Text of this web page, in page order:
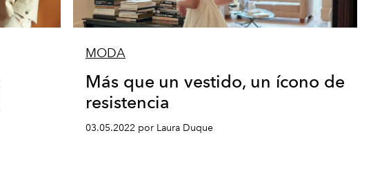
MODA
Más que un vestido, un ícono de
resistencia
03.05.2022 por Laura Duque